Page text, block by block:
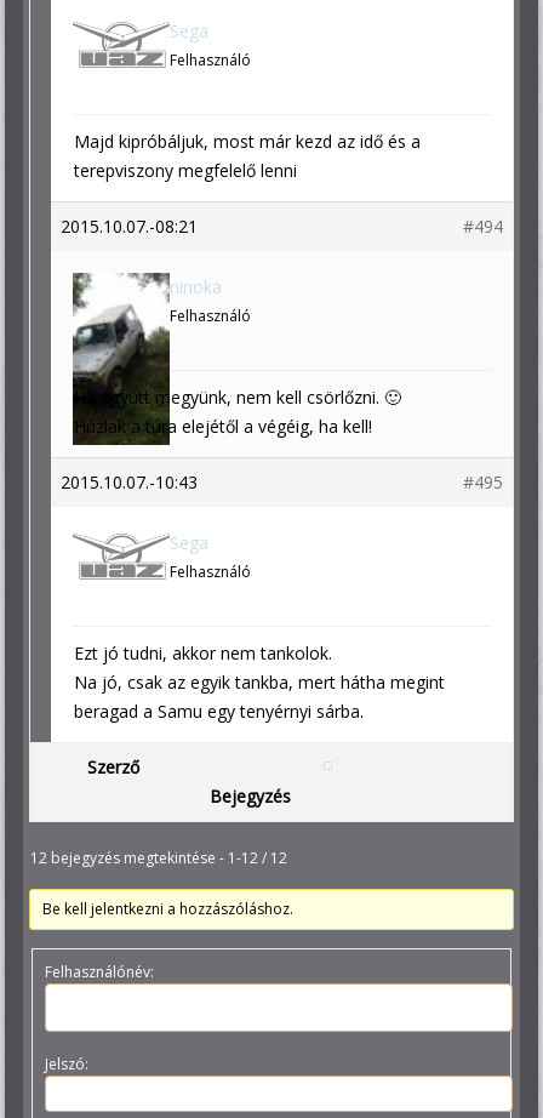
Sega
Felhasználó
Majd kipróbáljuk, most már kezd az idő és a
terepviszony megfelelő lenni
2015.10.07.-08:21 #494
ninoka
Felhasználó
Ha együtt megyünk, nem kell csörlőzni. 🙂
Húzlak a túra elejétől a végéig, ha kell!
2015.10.07.-10:43 #495
Sega
Felhasználó
Ezt jó tudni, akkor nem tankolok.
Na jó, csak az egyik tankba, mert hátha megint
beragad a Samu egy tenyérnyi sárba.
Szerző
Bejegyzés
12 bejegyzés megtekintése - 1-12 / 12
Be kell jelentkezni a hozzászóláshoz.
Felhasználónév:
Jelszó: